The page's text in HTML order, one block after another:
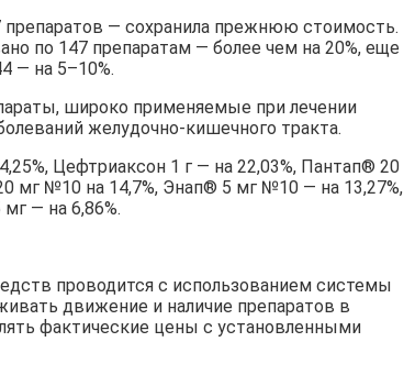
— сохранила прежнюю стоимость.
по 147 препаратам — более чем на 20%, еще
— на 5–10%.
широко применяемые при лечении
желудочно-кишечного тракта.
Цефтриаксон 1 г — на 22,03%, Пантап®️ 20
мг №10 на 14,7%, Энап®️ 5 мг №10 — на 13,27%,
— на 6,86%.
проводится с использованием системы
движение и наличие препаратов в
фактические цены с установленными